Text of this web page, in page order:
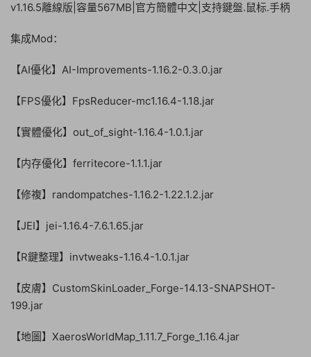
v1.16.5離線版|容量567MB|官方簡體中文|支持鍵盤.鼠标.手柄
集成Mod：
【AI優化】AI-Improvements-1.16.2-0.3.0.jar
【FPS優化】FpsReducer-mc1.16.4-1.18.jar
【實體優化】out_of_sight-1.16.4-1.0.1.jar
【内存優化】ferritecore-1.1.1.jar
【修複】randompatches-1.16.2-1.22.1.2.jar
【JEI】jei-1.16.4-7.6.1.65.jar
【R鍵整理】invtweaks-1.16.4-1.0.1.jar
【皮膚】CustomSkinLoader_Forge-14.13-SNAPSHOT-
199.jar
【地圖】XaerosWorldMap_1.11.7_Forge_1.16.4.jar